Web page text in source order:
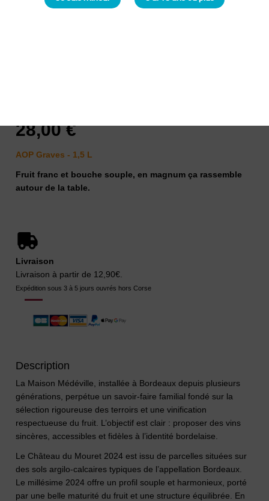
28,00 €
AOP Graves - 1,5 L
Fruit franc et bouche souple, en magnum ça rassemble
autour de la table.
Livraison
Livraison à partir de 12,90€.
Expédition sous 3 à 5 jours ouvrés hors Corse
Description
La Maison Médéville, installée à Bordeaux depuis plusieurs
générations, perpétue un savoir-faire familial fondé sur la
sélection rigoureuse des terroirs et une vinification
respectueuse du fruit. L’objectif est clair : proposer des vins
sincères, accessibles et fidèles à l’identité bordelaise.
Le Château du Mouret 2024 est issu de parcelles situées sur
des sols argilo-calcaires typiques de l’appellation Bordeaux.
Le millésime 2024 offre un profil souple et harmonieux, porté
par une belle maturité du fruit et une structure équilibrée. En